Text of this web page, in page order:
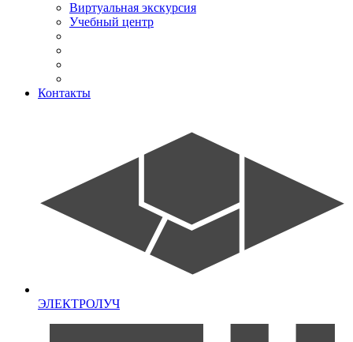
Виртуальная экскурсия
Учебный центр
Контакты
ЭЛЕКТРОЛУЧ